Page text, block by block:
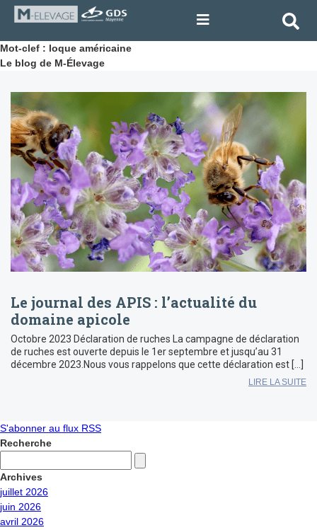
Mot-clef : loque américaine
Le blog de M-Élevage
Le journal des APIS : l’actualité du
domaine apicole
Octobre 2023 Déclaration de ruches La campagne de déclaration
de ruches est ouverte depuis le 1er septembre et jusqu’au 31
décembre 2023.Nous vous rappelons que cette déclaration est […]
LIRE LA SUITE
S'abonner au flux RSS
Recherche
Archives
juillet 2026
juin 2026
avril 2026